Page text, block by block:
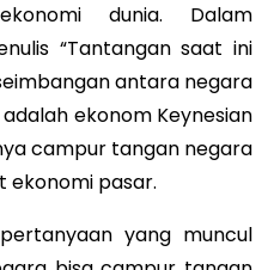
dunia. Dalam
“Tantangan saat ini
antara negara
ekonom Keynesian
campur tangan negara
ekonomi pasar.
yang muncul